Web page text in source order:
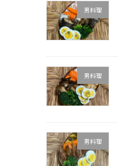
男料理
男料理
男料理